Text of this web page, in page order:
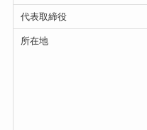
代表取締役
所在地